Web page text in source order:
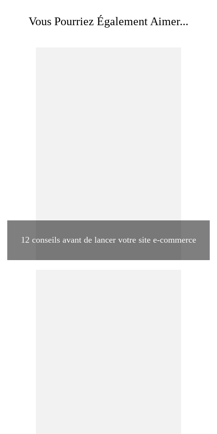
Vous Pourriez Également Aimer...
12 conseils avant de lancer votre site e-commerce